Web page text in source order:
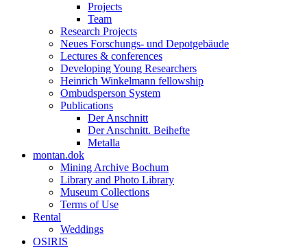
Projects
Team
Research Projects
Neues Forschungs- und Depotgebäude
Lectures & conferences
Developing Young Researchers
Heinrich Winkelmann fellowship
Ombudsperson System
Publications
Der Anschnitt
Der Anschnitt. Beihefte
Metalla
montan.dok
Mining Archive Bochum
Library and Photo Library
Museum Collections
Terms of Use
Rental
Weddings
OSIRIS